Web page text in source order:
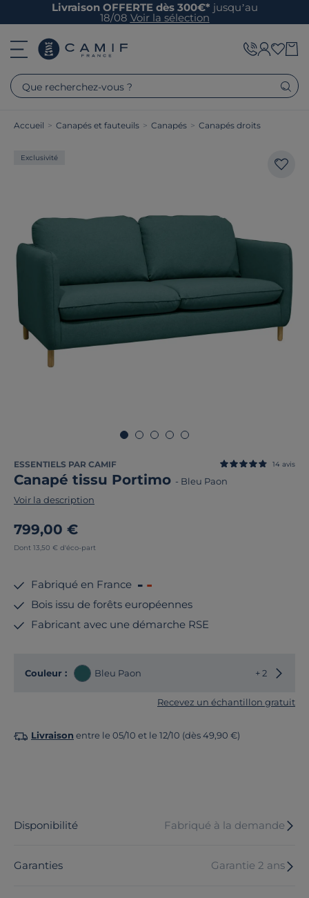
Livraison OFFERTE dès 300€* jusqu’au
18/08 Voir la sélection
Que recherchez-vous ?
Accueil > Canapés et fauteuils > Canapés > Canapés droits
Exclusivité
ESSENTIELS PAR CAMIF
Canapé tissu Portimo - Bleu Paon
14 avis
Voir la description
799,00 €
Dont 13,50 € d'éco-part
Fabriqué en France
Bois issu de forêts européennes
Fabricant avec une démarche RSE
Couleur : Bleu Paon + 2
Recevez un échantillon gratuit
Livraison entre le 05/10 et le 12/10 (dès 49,90 €)
Disponibilité Fabriqué à la demande
Garanties Garantie 2 ans